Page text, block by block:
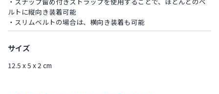
ルトに縦向き装着可能
・スリムベルトの場合は、横向き装着も可能
サイズ
12.5 x 5 x 2 cm